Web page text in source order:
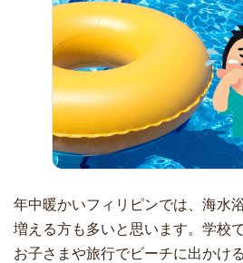
年中暖かいフィリピンでは、海水
増える方も多いと思います。学校
お子さまや旅行でビーチに出かけ